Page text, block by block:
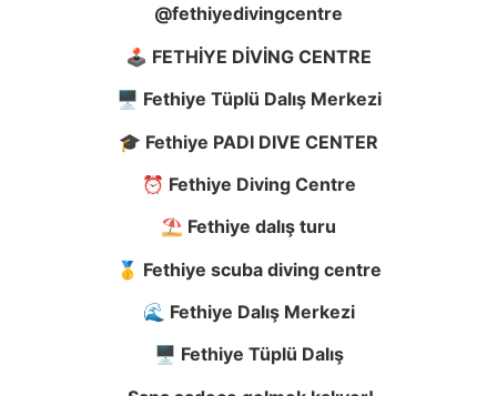
@fethiyedivingcentre
🕹️ FETHİYE DİVİNG CENTRE
🖥️ Fethiye Tüplü Dalış Merkezi
🎓 Fethiye PADI DIVE CENTER
⏰ Fethiye Diving Centre
⛱️ Fethiye dalış turu
🥇 Fethiye scuba diving centre
🌊 Fethiye Dalış Merkezi
🖥️ Fethiye Tüplü Dalış